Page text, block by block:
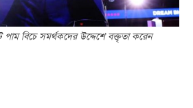
পাম বিচে সমর্থকদের উদ্দেশে বক্তৃতা করেন